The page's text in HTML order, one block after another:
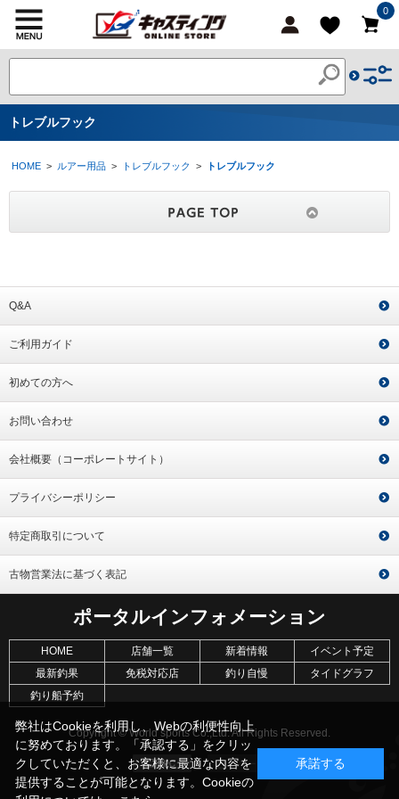
0
トレブルフック
HOME > ルアー用品 > トレブルフック > トレブルフック
Q&A
ご利用ガイド
初めての方へ
お問い合わせ
会社概要（コーポレートサイト）
プライバシーポリシー
特定商取引について
古物営業法に基づく表記
ポータルインフォメーション
HOME 店舗一覧 新着情報
イベント予定
最新釣果
免税対応店 釣り自慢
タイドグラフ
釣り船予約
Copyright © World sports Co.,Ltd. All Rights Reserved.
弊社はCookieを利用し、Webの利便性向上
に努めております。「承認する」をクリッ
クしていただくと、お客様に最適な内容を
提供することが可能となります。Cookieの
承諾する